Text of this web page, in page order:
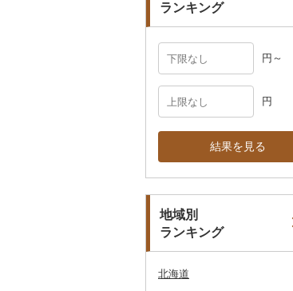
ランキング
円～
円
結果を見る
地域別
ランキング
北海道